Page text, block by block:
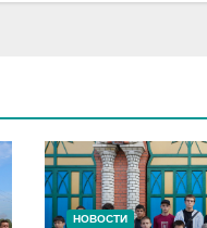
НОВОСТИ